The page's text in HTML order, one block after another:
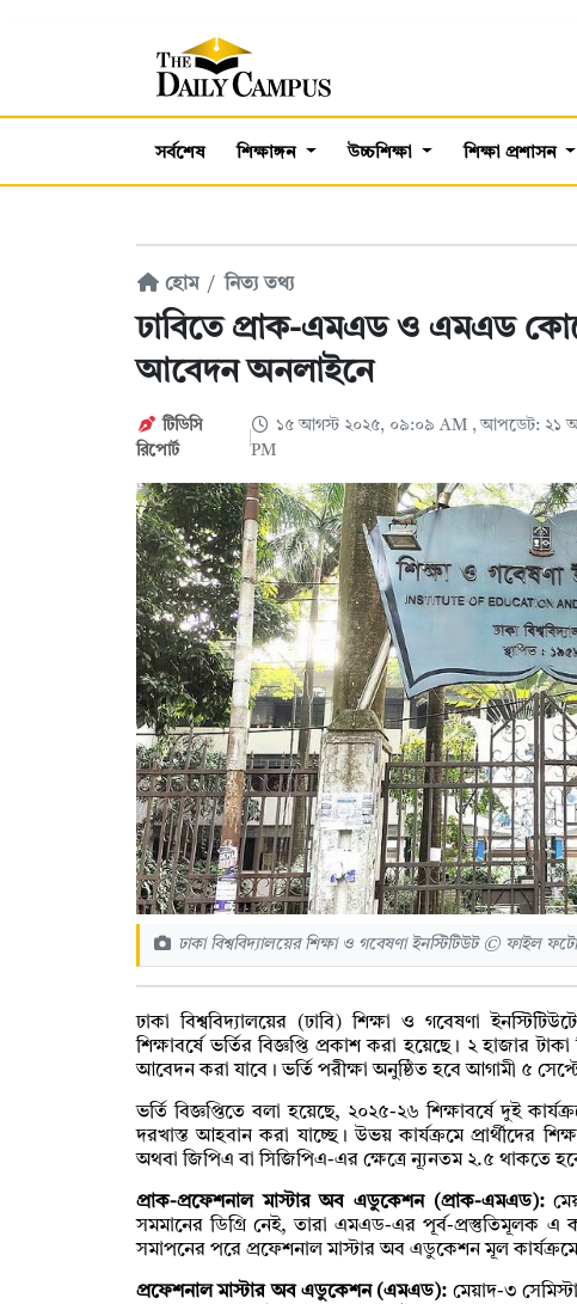
সর্বশেষ শিক্ষাঙ্গন উচ্চশিক্ষা শিক্ষা প্রশাসন
হোম নিত্য তথ্য
ঢাবিতে প্রাক-এমএড ও এমএড
আবেদন অনলাইনে
টিডিসি
রিপোর্ট
১৫ আগস্ট ২০২৫, ০৯:০৯ AM , আপডেট: ২১
PM
ঢাকা বিশ্ববিদ্যালয়ের শিক্ষা ও গবেষণা ইনস্টিটিউট © ফাইল ফটো
ঢাকা বিশ্ববিদ্যালয়ের (ঢাবি) শিক্ষা ও গবেষণা
শিক্ষাবর্ষে ভর্তির বিজ্ঞপ্তি প্রকাশ করা হয়েছে। ২ হাজার
আবেদন করা যাবে। ভর্তি পরীক্ষা অনুষ্ঠিত হবে আগামী ৫
ভর্তি বিজ্ঞপ্তিতে বলা হয়েছে, ২০২৫-২৬ শিক্ষাবর্ষে দুই
দরখাস্ত আহবান করা যাচ্ছে। উভয় কার্যক্রমে প্রার্থীদের
অথবা জিপিএ বা সিজিপিএ-এর ক্ষেত্রে ন্যূনতম ২.৫ থাকতে
প্রাক-প্রফেশনাল মাস্টার অব এডুকেশন (প্রাক-এমএড):
সমমানের ডিগ্রি নেই, তারা এমএড-এর পূর্ব-প্রস্তুতিমূলক
সমাপনের পরে প্রফেশনাল মাস্টার অব এডুকেশন মূল কার্যক্রমে
প্রফেশনাল মাস্টার অব এডুকেশন (এমএড): মেয়াদ-৩